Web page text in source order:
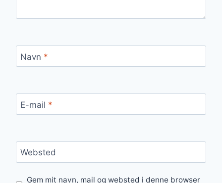
Navn *
E-mail *
Websted
Gem mit navn, mail og websted i denne browser